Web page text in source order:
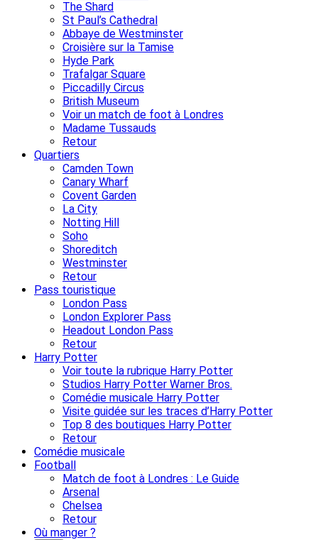
The Shard
St Paul’s Cathedral
Abbaye de Westminster
Croisière sur la Tamise
Hyde Park
Trafalgar Square
Piccadilly Circus
British Museum
Voir un match de foot à Londres
Madame Tussauds
Retour
Quartiers
Camden Town
Canary Wharf
Covent Garden
La City
Notting Hill
Soho
Shoreditch
Westminster
Retour
Pass touristique
London Pass
London Explorer Pass
Headout London Pass
Retour
Harry Potter
Voir toute la rubrique Harry Potter
Studios Harry Potter Warner Bros.
Comédie musicale Harry Potter
Visite guidée sur les traces d’Harry Potter
Top 8 des boutiques Harry Potter
Retour
Comédie musicale
Football
Match de foot à Londres : Le Guide
Arsenal
Chelsea
Retour
Où manger ?